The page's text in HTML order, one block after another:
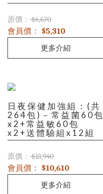
原價： $6,670
會員價： $5,310
更多介紹
日夜保健加強組：(共
264包)－常益菌60包
x2+常益敏60包
x2+送體驗組x12組
原價： $13,940
會員價： $10,610
更多介紹